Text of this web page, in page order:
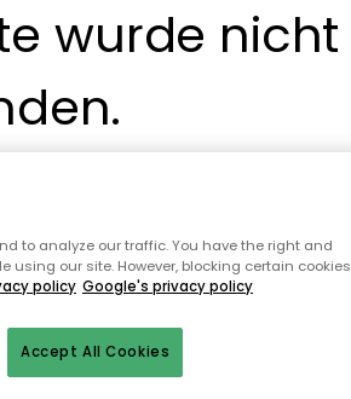
wurde nicht
to analyze our traffic. You have the right and
our site. However, blocking certain cookies
policy Google's privacy policy
Accept All Cookies